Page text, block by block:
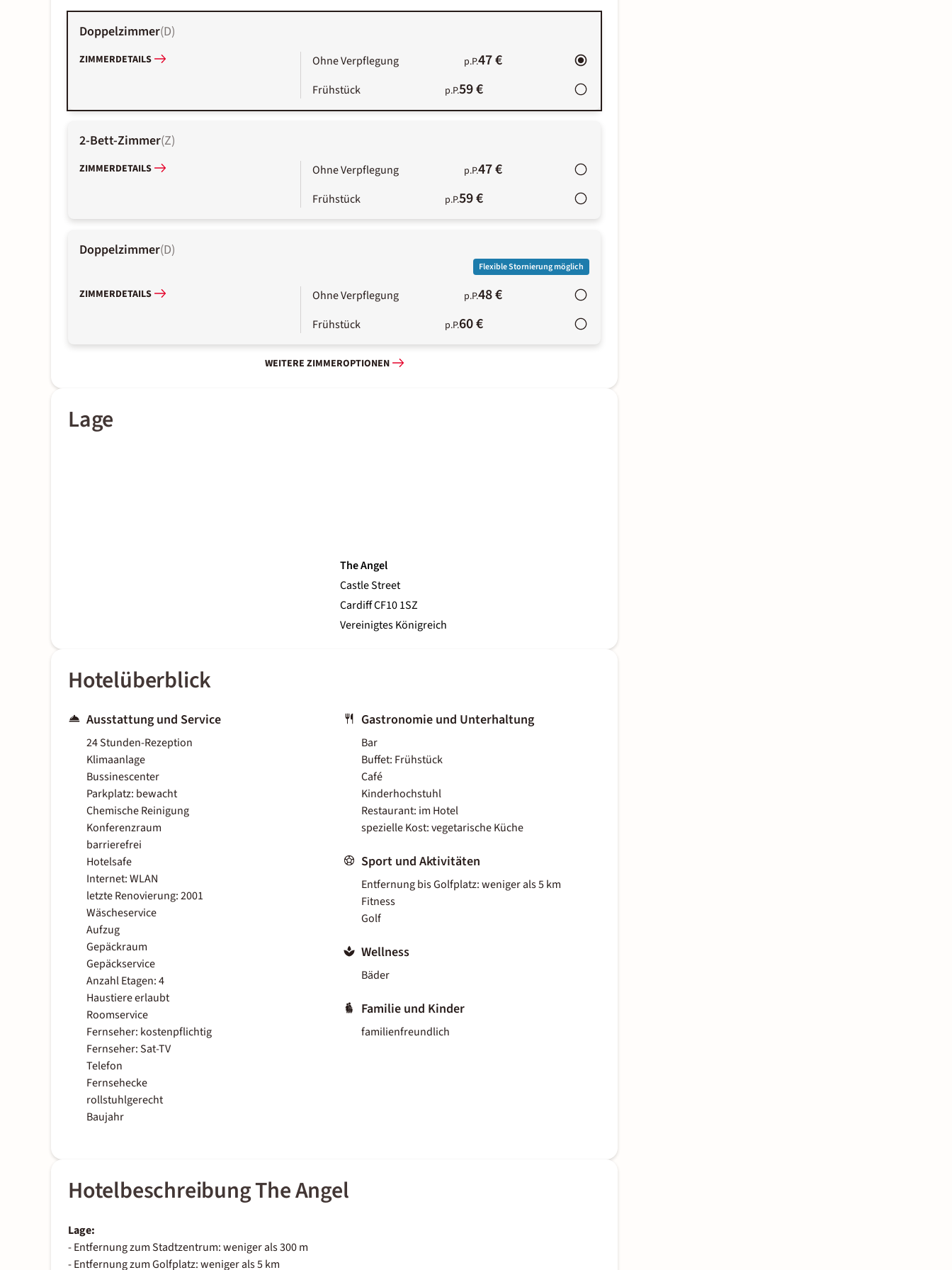
Doppelzimmer(D)
ZIMMERDETAILS Ohne Verpflegung p.P.47 €
Frühstück p.P.59 €
2-Bett-Zimmer(Z)
ZIMMERDETAILS Ohne Verpflegung p.P.47 €
Frühstück p.P.59 €
Doppelzimmer(D)
Flexible Stornierung möglich
ZIMMERDETAILS Ohne Verpflegung p.P.48 €
Frühstück p.P.60 €
WEITERE ZIMMEROPTIONEN
Lage
The Angel
Castle Street
Cardiff CF10 1SZ
Vereinigtes Königreich
Hotelüberblick
Ausstattung und Service
24 Stunden-Rezeption
Klimaanlage
Bussinescenter
Parkplatz: bewacht
Chemische Reinigung
Konferenzraum
barrierefrei
Hotelsafe
Internet: WLAN
letzte Renovierung: 2001
Wäscheservice
Aufzug
Gepäckraum
Gepäckservice
Anzahl Etagen: 4
Haustiere erlaubt
Roomservice
Fernseher: kostenpflichtig
Fernseher: Sat-TV
Telefon
Fernsehecke
rollstuhlgerecht
Baujahr
Gastronomie und Unterhaltung
Bar
Buffet: Frühstück
Café
Kinderhochstuhl
Restaurant: im Hotel
spezielle Kost: vegetarische Küche
Sport und Aktivitäten
Entfernung bis Golfplatz: weniger als 5 km
Fitness
Golf
Wellness
Bäder
Familie und Kinder
familienfreundlich
Hotelbeschreibung The Angel
Lage:
- Entfernung zum Stadtzentrum: weniger als 300 m
- Entfernung zum Golfplatz: weniger als 5 km